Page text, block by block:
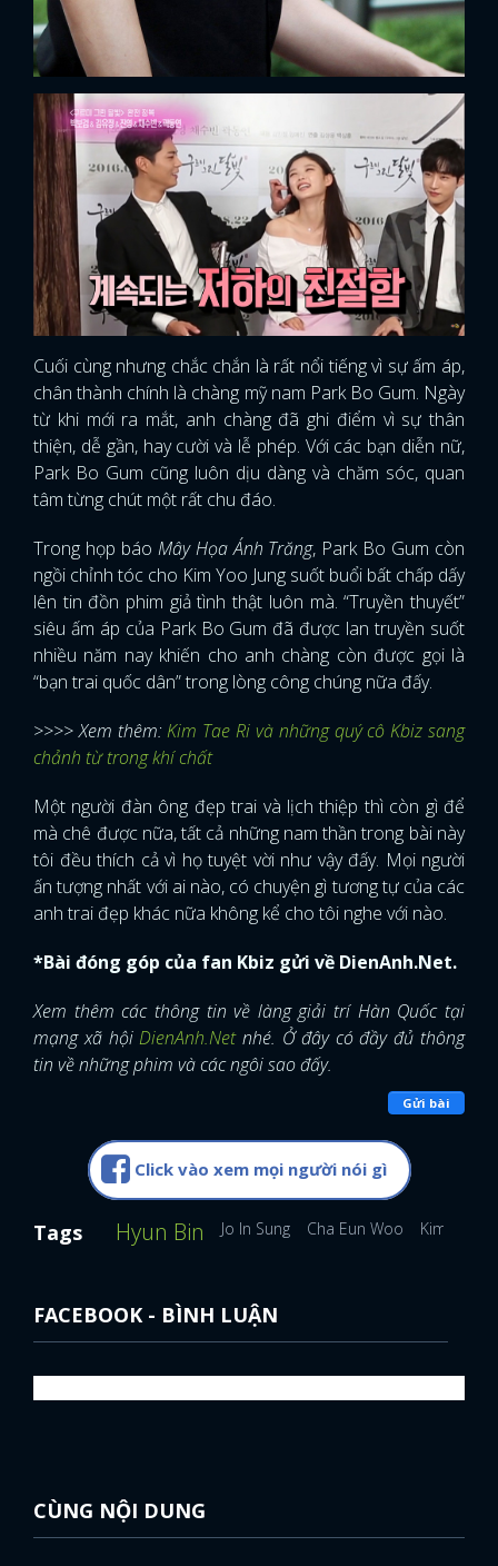
Cuối cùng nhưng chắc chắn là rất nổi tiếng vì sự ấm áp,
chân thành chính là chàng mỹ nam Park Bo Gum. Ngày
từ khi mới ra mắt, anh chàng đã ghi điểm vì sự thân
thiện, dễ gần, hay cười và lễ phép. Với các bạn diễn nữ,
Park Bo Gum cũng luôn dịu dàng và chăm sóc, quan
tâm từng chút một rất chu đáo.
Trong họp báo Mây Họa Ánh Trăng, Park Bo Gum còn
ngồi chỉnh tóc cho Kim Yoo Jung suốt buổi bất chấp dấy
lên tin đồn phim giả tình thật luôn mà. “Truyền thuyết”
siêu ấm áp của Park Bo Gum đã được lan truyền suốt
nhiều năm nay khiến cho anh chàng còn được gọi là
“bạn trai quốc dân” trong lòng công chúng nữa đấy.
>>>> Xem thêm:Kim Tae Ri và những quý cô Kbiz sang
chảnh từ trong khí chất
Một người đàn ông đẹp trai và lịch thiệp thì còn gì để
mà chê được nữa, tất cả những nam thần trong bài này
tôi đều thích cả vì họ tuyệt vời như vậy đấy. Mọi người
ấn tượng nhất với ai nào, có chuyện gì tương tự của các
anh trai đẹp khác nữa không kể cho tôi nghe với nào.
*Bài đóng góp của fan Kbiz gửi về DienAnh.Net.
Xem thêm các thông tin về làng giải trí Hàn Quốc tại
mạng xã hộiDienAnh.Netnhé. Ở đây có đầy đủ thông
tin về những phim và các ngôi sao đấy.
Gửi bài
Click vào xem mọi người nói gì
Tags Hyun Bin Jo In Sung Cha Eun Woo Kim Soo
FACEBOOK - BÌNH LUẬN
CÙNG NỘI DUNG